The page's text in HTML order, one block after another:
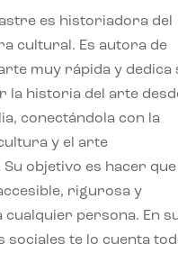
es historiadora del
cultural. Es autora de
muy rápida y dedica
la historia del arte
conectándola con la
y el arte
objetivo es hacer que
rigurosa y
persona. En
sociales te lo cuenta